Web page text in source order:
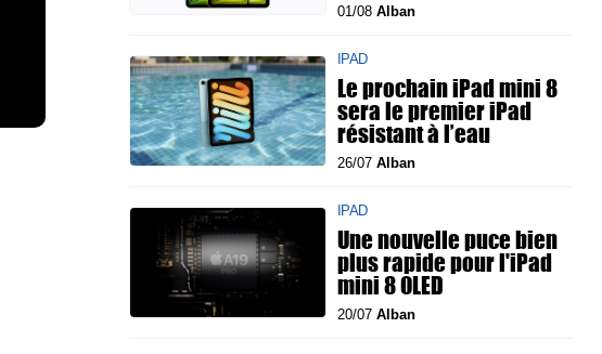
01/08 Alban
IPAD
Le prochain iPad mini 8
sera le premier iPad
résistant à l’eau
26/07 Alban
IPAD
Une nouvelle puce bien
plus rapide pour l'iPad
mini 8 OLED
20/07 Alban